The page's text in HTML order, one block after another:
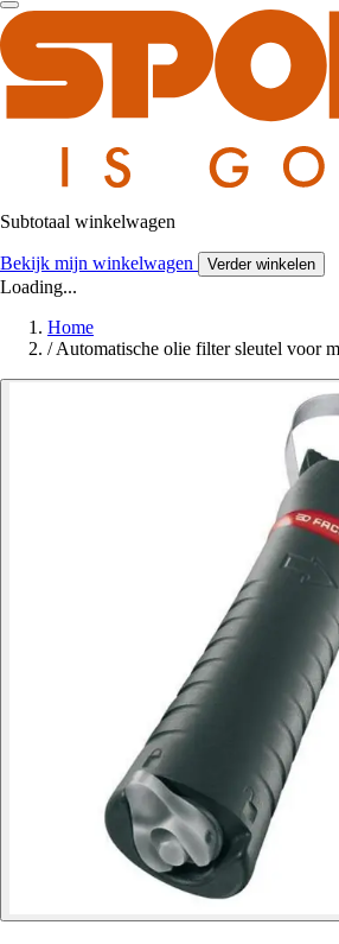
Subtotaal winkelwagen
Bekijk mijn winkelwagen Verder winkelen
Loading...
Home
/Automatische olie filter sleutel voor